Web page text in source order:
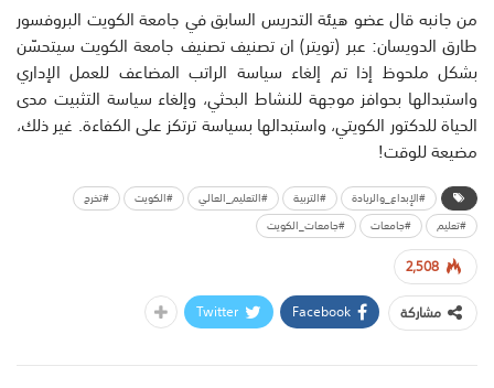
من جانبه قال عضو هيئة التدريس السابق في جامعة الكويت البروفسور
طارق الدويسان: عبر (تويتر) ان تصنيف تصنيف جامعة الكويت سيتحسّن
بشكل ملحوظ إذا تم إلغاء سياسة الراتب المضاعف للعمل الإداري
واستبدالها بحوافز موجهة للنشاط البحثي، وإلغاء سياسة التثبيت مدى
الحياة للدكتور الكويتي، واستبدالها بسياسة ترتكز على الكفاءة. غير ذلك،
مضيعة للوقت!
#الإبداع_والريادة #التربية #التعليم_العالي #الكويت
#تخرج
#تعليم
#جامعات #جامعات_الكويت
2,508
مشاركة
Facebook
Twitter